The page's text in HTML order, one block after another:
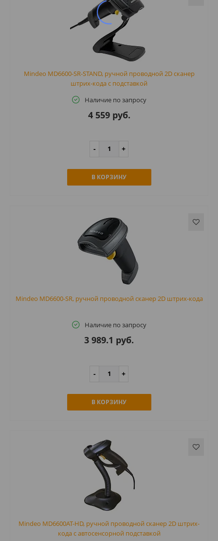
Mindeo MD6600-SR-STAND, ручной проводной 2D сканер
штрих-кода с подставкой
Наличие по запросу
4 559 руб.
В КОРЗИНУ
Mindeo MD6600-SR, ручной проводной сканер 2D штрих-кода
Наличие по запросу
3 989.1 руб.
В КОРЗИНУ
Mindeo MD6600AT-HD, ручной проводной сканер 2D штрих-
кода с автосенсорной подставкой